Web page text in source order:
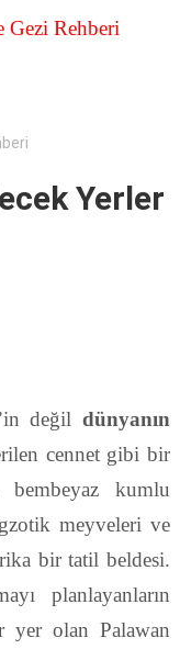
Yerler
değildünyanın
cennet gibi bir
kumlu
meyveleri ve
bir tatil beldesi.
planlayanların
yer olan Palawan